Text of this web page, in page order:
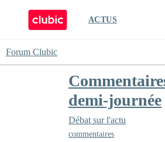
ACTUS
Forum Clubic
demi-journée
Débat sur l'actu
commentaires